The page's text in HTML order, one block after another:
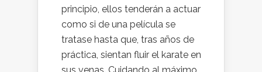
principio, ellos tenderán a actuar
como si de una película se
tratase hasta que, tras años de
práctica, sientan fluir el karate en